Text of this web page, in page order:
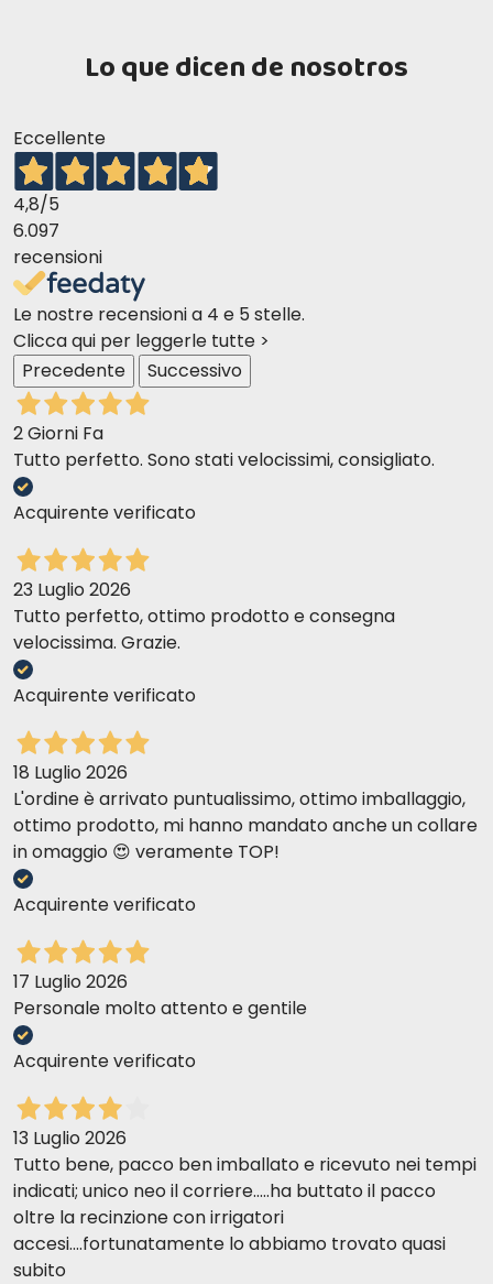
Lo que dicen de nosotros
Eccellente
4,8/5
6.097
recensioni
Le nostre recensioni a 4 e 5 stelle.
Clicca qui per leggerle tutte >
Precedente
Successivo
2 Giorni Fa
Tutto perfetto. Sono stati velocissimi, consigliato.
Acquirente verificato
23 Luglio 2026
Tutto perfetto, ottimo prodotto e consegna
velocissima. Grazie.
Acquirente verificato
18 Luglio 2026
L'ordine è arrivato puntualissimo, ottimo imballaggio,
ottimo prodotto, mi hanno mandato anche un collare
in omaggio 😍 veramente TOP!
Acquirente verificato
17 Luglio 2026
Personale molto attento e gentile
Acquirente verificato
13 Luglio 2026
Tutto bene, pacco ben imballato e ricevuto nei tempi
indicati; unico neo il corriere.....ha buttato il pacco
oltre la recinzione con irrigatori
accesi....fortunatamente lo abbiamo trovato quasi
subito